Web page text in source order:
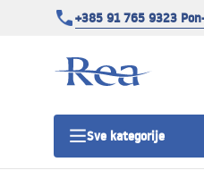
+385 91 765 9323
Sve kategorije